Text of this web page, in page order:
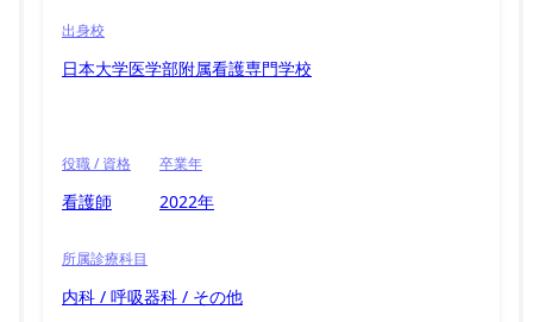
出身校
日本大学医学部附属看護専門学校
役職 / 資格
看護師
卒業年
2022年
所属診療科目
内科 / 呼吸器科 / その他